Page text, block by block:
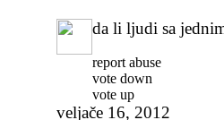
da li ljudi sa
report abuse
vote down
vote up
veljače 16, 2012